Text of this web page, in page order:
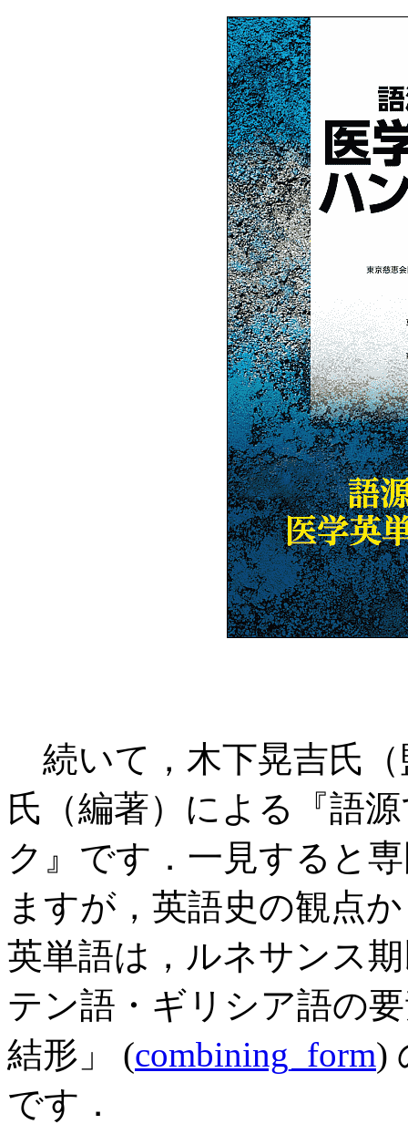
続いて，木下晃吉氏（
氏（編著）による『語
ク』です．一見すると
ますが，英語史の観点
英単語は，ルネサンス
テン語・ギリシア語の
結形」 (combining_form)
です．